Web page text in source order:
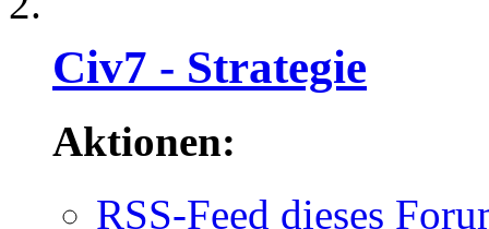
Civ7 - Strategie
Aktionen:
RSS-Feed dieses